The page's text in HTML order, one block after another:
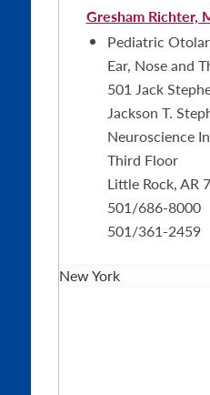
Gresham Richter,
Pediatric
Ear, Nose and
501 Jack
Jackson T.
Neuroscience
Third Floor
Little Rock, AR
501/686-8000
501/361-2459
New York